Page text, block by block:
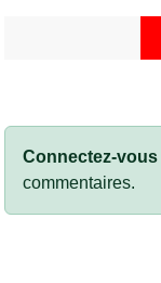
Connectez-vous
commentaires.